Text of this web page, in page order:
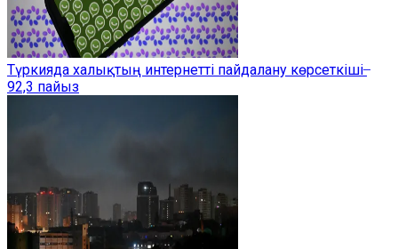
Түркияда халықтың интернетті пайдалану көрсеткіші ̶
92,3 пайыз